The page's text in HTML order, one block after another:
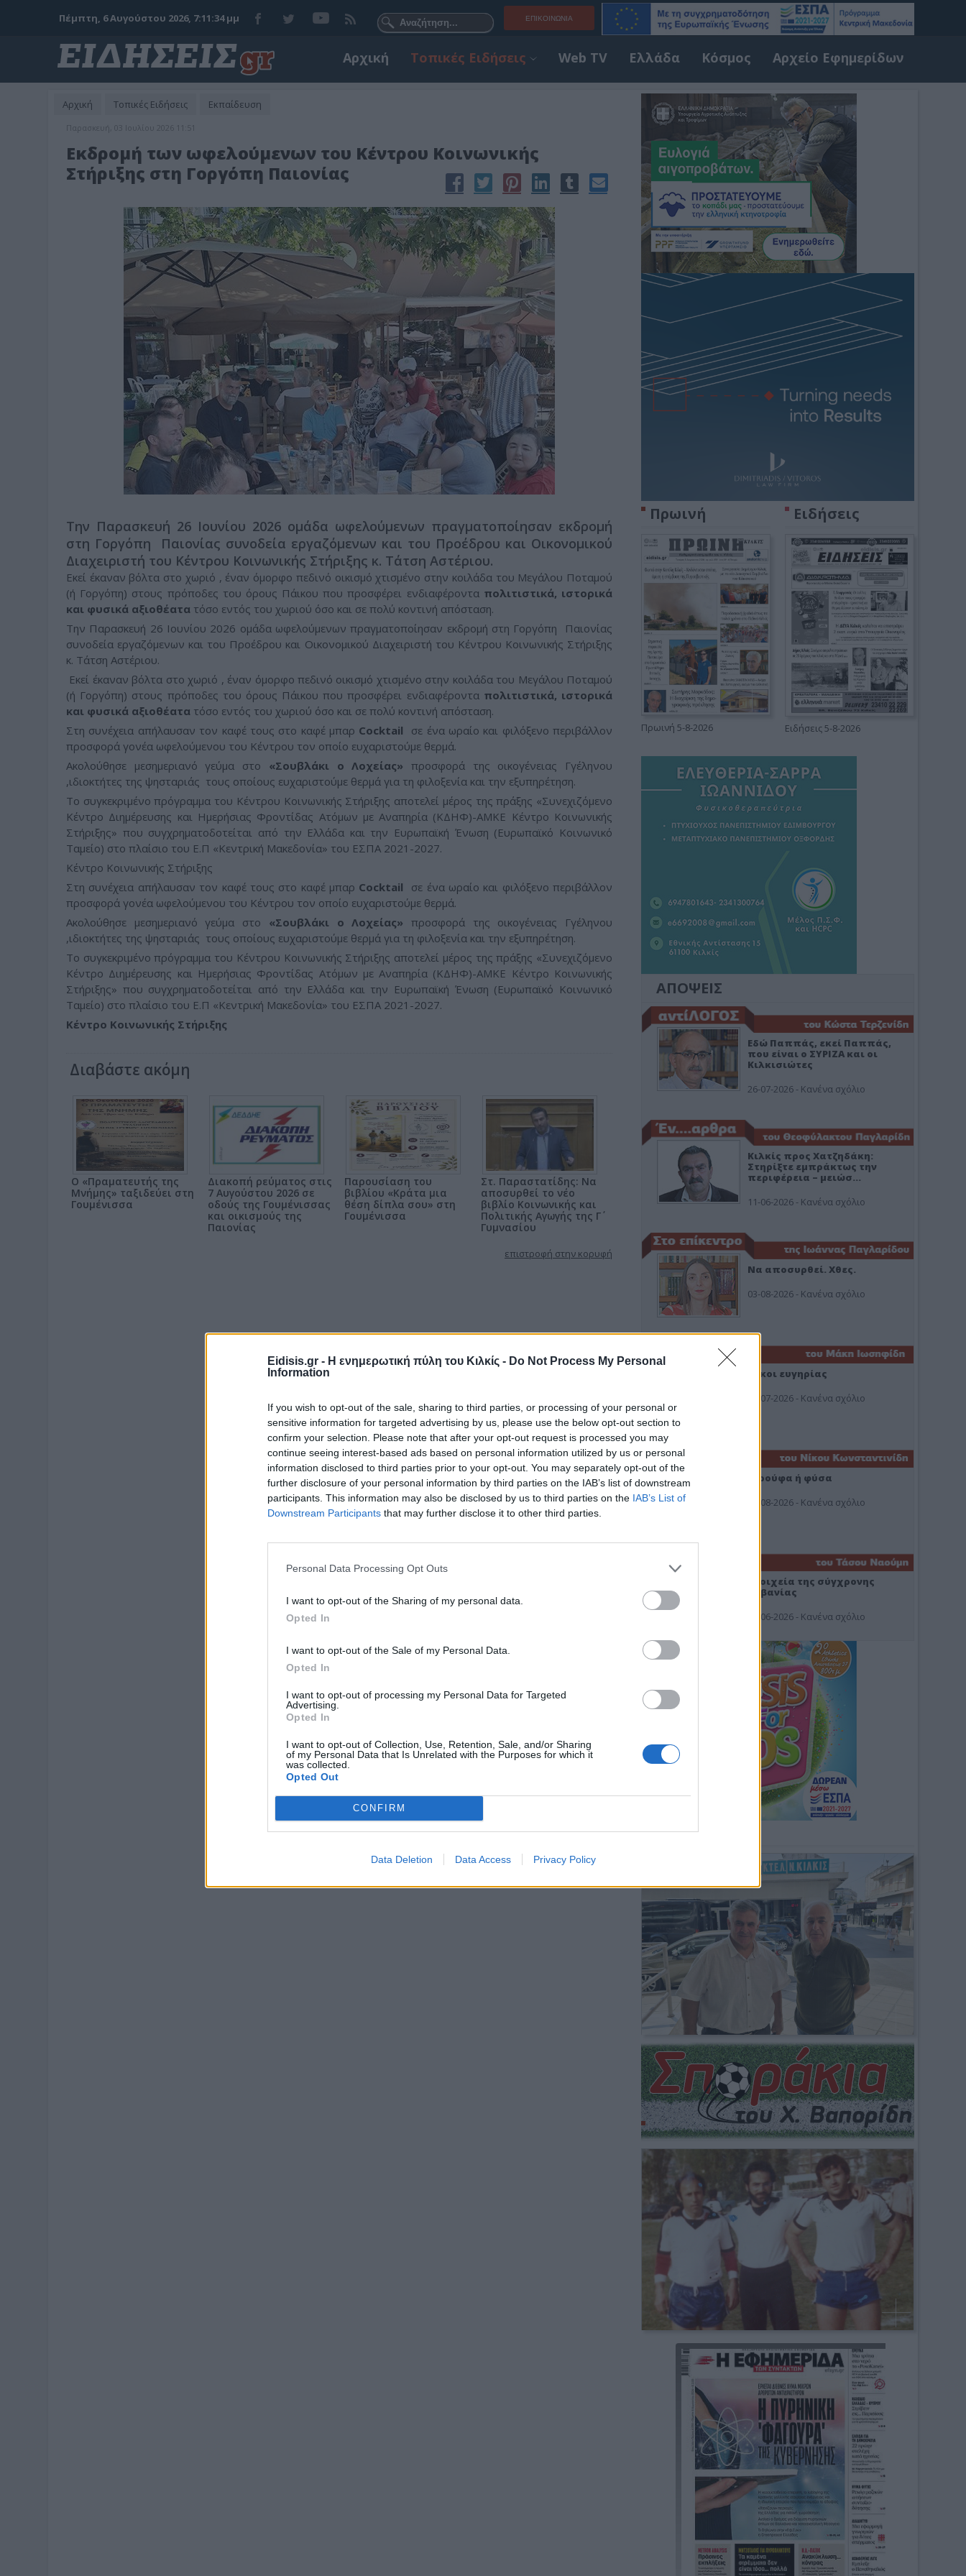
Eidisis.gr - Η ενημερωτική πύλη του Κιλκίς - Do Not Process My Personal
Information
If you wish to opt-out of the sale, sharing to third parties, or processing of your personal or
sensitive information for targeted advertising by us, please use the below opt-out section to
confirm your selection. Please note that after your opt-out request is processed you may
continue seeing interest-based ads based on personal information utilized by us or personal
information disclosed to third parties prior to your opt-out. You may separately opt-out of the
further disclosure of your personal information by third parties on the IAB’s list of downstream
participants. This information may also be disclosed by us to third parties on the IAB’s List of
Downstream Participants that may further disclose it to other third parties.
Personal Data Processing Opt Outs
I want to opt-out of the Sharing of my personal data.
Opted In
I want to opt-out of the Sale of my Personal Data.
Opted In
I want to opt-out of processing my Personal Data for Targeted
Advertising.
Opted In
I want to opt-out of Collection, Use, Retention, Sale, and/or Sharing
of my Personal Data that Is Unrelated with the Purposes for which it
was collected.
Opted Out
CONFIRM
Data Deletion Data Access Privacy Policy
ΕΠΙΚΟΙΝΩΝΊΑ
Πέμπτη, 6 Αυγούστου 2026, 7:11:35 μμ
Αρχική Τοπικές Ειδήσεις Web TV Ελλάδα Κόσμος Αρχείο Εφημερίδων
Αρχική Τοπικές Ειδήσεις Εκπαίδευση
Παρασκευή, 03 Ιουλίου 2026 11:51
Εκδρομή των ωφελούμενων του Κέντρου Κοινωνικής
Στήριξης στη Γοργόπη Παιονίας
Την Παρασκευή 26 Ιουνίου 2026 ομάδα ωφελούμενων πραγματοποίησαν εκδρομή
στη Γοργόπη Παιονίας συνοδεία εργαζόμενων και του Προέδρου και Οικονομικού
Διαχειριστή του Κέντρου Κοινωνικής Στήριξης κ. Τάτση Αστέριου.
Εκεί έκαναν βόλτα στο χωριό , έναν όμορφο πεδινό οικισμό χτισμένο στην κοιλάδα του Μεγάλου Ποταμού
(ή Γοργόπη) στους πρόποδες του όρους Πάικου που προσφέρει ενδιαφέροντα πολιτιστικά, ιστορικά
και φυσικά αξιοθέατα τόσο εντός του χωριού όσο και σε πολύ κοντινή απόσταση.
Την Παρασκευή 26 Ιουνίου 2026 ομάδα ωφελούμενων πραγματοποίησαν εκδρομή στη Γοργόπη Παιονίας
συνοδεία εργαζόμενων και του Προέδρου και Οικονομικού Διαχειριστή του Κέντρου Κοινωνικής Στήριξης
κ. Τάτση Αστέριου.
Εκεί έκαναν βόλτα στο χωριό , έναν όμορφο πεδινό οικισμό χτισμένο στην κοιλάδα του Μεγάλου Ποταμού
(ή Γοργόπη) στους πρόποδες του όρους Πάικου που προσφέρει ενδιαφέροντα πολιτιστικά, ιστορικά
και φυσικά αξιοθέατα τόσο εντός του χωριού όσο και σε πολύ κοντινή απόσταση.
Στη συνέχεια απήλαυσαν τον καφέ τους στο καφέ μπαρ Cocktail σε ένα ωραίο και φιλόξενο περιβάλλον
προσφορά γονέα ωφελούμενου του Κέντρου τον οποίο ευχαριστούμε θερμά.
Ακολούθησε μεσημεριανό γεύμα στο «Σουβλάκι ο Λοχείας» προσφορά της οικογένειας Γγέληνου
,ιδιοκτήτες της ψησταριάς τους οποίους ευχαριστούμε θερμά για τη φιλοξενία και την εξυπηρέτηση.
Το συγκεκριμένο πρόγραμμα του Κέντρου Κοινωνικής Στήριξης αποτελεί μέρος της πράξης «Συνεχιζόμενο
Κέντρο Διημέρευσης και Ημερήσιας Φροντίδας Ατόμων με Αναπηρία (ΚΔΗΦ)-ΑΜΚΕ Κέντρο Κοινωνικής
Στήριξης» που συγχρηματοδοτείται από την Ελλάδα και την Ευρωπαϊκή Ένωση (Ευρωπαϊκό Κοινωνικό
Ταμείο) στο πλαίσιο του Ε.Π «Κεντρική Μακεδονία» του ΕΣΠΑ 2021-2027.
Κέντρο Κοινωνικής Στήριξης
Στη συνέχεια απήλαυσαν τον καφέ τους στο καφέ μπαρ Cocktail σε ένα ωραίο και φιλόξενο περιβάλλον
προσφορά γονέα ωφελούμενου του Κέντρου τον οποίο ευχαριστούμε θερμά.
Ακολούθησε μεσημεριανό γεύμα στο «Σουβλάκι ο Λοχείας» προσφορά της οικογένειας Γγέληνου
,ιδιοκτήτες της ψησταριάς τους οποίους ευχαριστούμε θερμά για τη φιλοξενία και την εξυπηρέτηση.
Το συγκεκριμένο πρόγραμμα του Κέντρου Κοινωνικής Στήριξης αποτελεί μέρος της πράξης «Συνεχιζόμενο
Κέντρο Διημέρευσης και Ημερήσιας Φροντίδας Ατόμων με Αναπηρία (ΚΔΗΦ)-ΑΜΚΕ Κέντρο Κοινωνικής
Στήριξης» που συγχρηματοδοτείται από την Ελλάδα και την Ευρωπαϊκή Ένωση (Ευρωπαϊκό Κοινωνικό
Ταμείο) στο πλαίσιο του Ε.Π «Κεντρική Μακεδονία» του ΕΣΠΑ 2021-2027.
Κέντρο Κοινωνικής Στήριξης
Διαβάστε ακόμη
Ο «Πραματευτής της
Μνήμης» ταξιδεύει στη
Γουμένισσα
Διακοπή ρεύματος στις
7 Αυγούστου 2026 σε
οδούς της Γουμένισσας
και οικισμούς της
Παιονίας
Παρουσίαση του
βιβλίου «Κράτα μια
θέση δίπλα σου» στη
Γουμένισσα
Στ. Παραστατίδης: Να
αποσυρθεί το νέο
βιβλίο Κοινωνικής και
Πολιτικής Αγωγής της Γ΄
Γυμνασίου
επιστροφή στην κορυφή
Πρωινή
Πρωινή 5-8-2026
Ειδήσεις
Ειδήσεις 5-8-2026
ΑΠΟΨΕΙΣ
Εδώ Παππάς, εκεί Παππάς,
που είναι ο ΣΥΡΙΖΑ και οι
Κιλκισιώτες
26-07-2026 - Κανένα σχόλιο
Κιλκίς προς Χατζηδάκη:
Στηρίξτε εμπράκτως την
περιφέρεια – μειώσ…
11-06-2026 - Κανένα σχόλιο
Να αποσυρθεί. Χθες.
03-08-2026 - Κανένα σχόλιο
Οίκοι ευγηρίας
24-07-2026 - Κανένα σχόλιο
Ή ρούφα ή φύσα
03-08-2026 - Κανένα σχόλιο
Στοιχεία της σύγχρονης
Αλβανίας
19-06-2026 - Κανένα σχόλιο
Φωτοσχόλιο